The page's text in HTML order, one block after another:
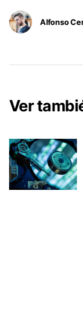
Alfonso
Ver